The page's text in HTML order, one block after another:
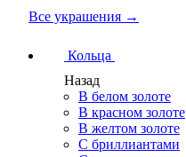
Все украшения →
Кольца
Назад
В белом золоте
В красном золоте
В желтом золоте
С бриллиантами